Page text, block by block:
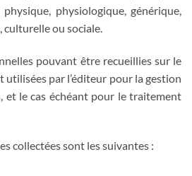
physiologique, générique,
ou sociale.
pouvant être recueillies sur le
par l’éditeur pour la gestion
et le cas échéant pour le traitement
collectées sont les suivantes :